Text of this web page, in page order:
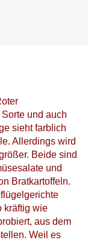
und auch
sieht farblich
Allerdings wird
Beide sind
und
Bratkartoffeln.
kräftig wie
aus dem
Weil es